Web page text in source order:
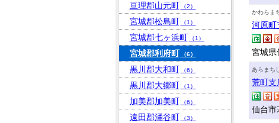
かわらま
河原町
宮城県
あらまち
荒町支
仙台市
亘理郡山元町 （2）
宮城郡松島町 （1）
宮城郡七ヶ浜町 （1）
宮城郡利府町 （6）
黒川郡大和町 （6）
黒川郡大郷町 （1）
加美郡加美町 （6）
遠田郡涌谷町 （3）